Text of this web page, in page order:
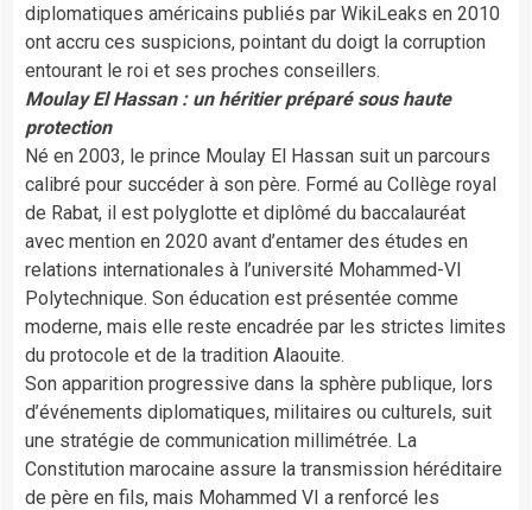
diplomatiques américains publiés par WikiLeaks en 2010
ont accru ces suspicions, pointant du doigt la corruption
entourant le roi et ses proches conseillers.
Moulay El Hassan : un héritier préparé sous haute
protection
Né en 2003, le prince Moulay El Hassan suit un parcours
calibré pour succéder à son père. Formé au Collège royal
de Rabat, il est polyglotte et diplômé du baccalauréat
avec mention en 2020 avant d’entamer des études en
relations internationales à l’université Mohammed-VI
Polytechnique. Son éducation est présentée comme
moderne, mais elle reste encadrée par les strictes limites
du protocole et de la tradition Alaouite.
Son apparition progressive dans la sphère publique, lors
d’événements diplomatiques, militaires ou culturels, suit
une stratégie de communication millimétrée. La
Constitution marocaine assure la transmission héréditaire
de père en fils, mais Mohammed VI a renforcé les